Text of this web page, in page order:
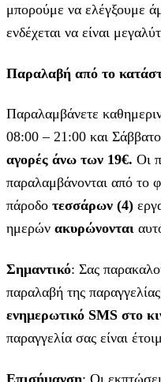
μπορούμε να ελέγξουμε
ενδέχεται να είναι
Παραλαβή από το
Παραλαμβάνετε
08:00 – 21:00 και
αγορές άνω των 19€. Οι
παραλαμβάνονται από το
πάροδο τεσσάρων (4)
ημερών ακυρώνονται
Σημαντικό: Σας
παραλαβή της
ενημερωτικό SMS στο
παραγγελία σας είναι